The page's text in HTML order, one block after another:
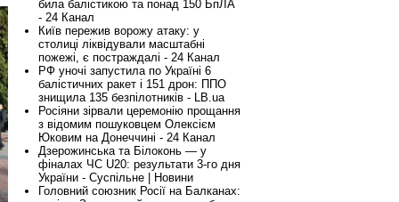
била балістикою та понад 150 БпЛА
- 24 Канал
Київ пережив ворожу атаку: у
столиці ліквідували масштабні
пожежі, є постраждалі - 24 Канал
РФ уночі запустила по Україні 6
балістичних ракет і 151 дрон: ППО
знищила 135 безпілотників - LB.ua
Росіяни зірвали церемонію прощання
з відомим пошуковцем Олексієм
Юковим на Донеччині - 24 Канал
Дзерожинська та Білоконь — у
фіналах ЧС U20: результати 3-го дня
України - Суспільне | Новини
Головний союзник Росії на Балканах: